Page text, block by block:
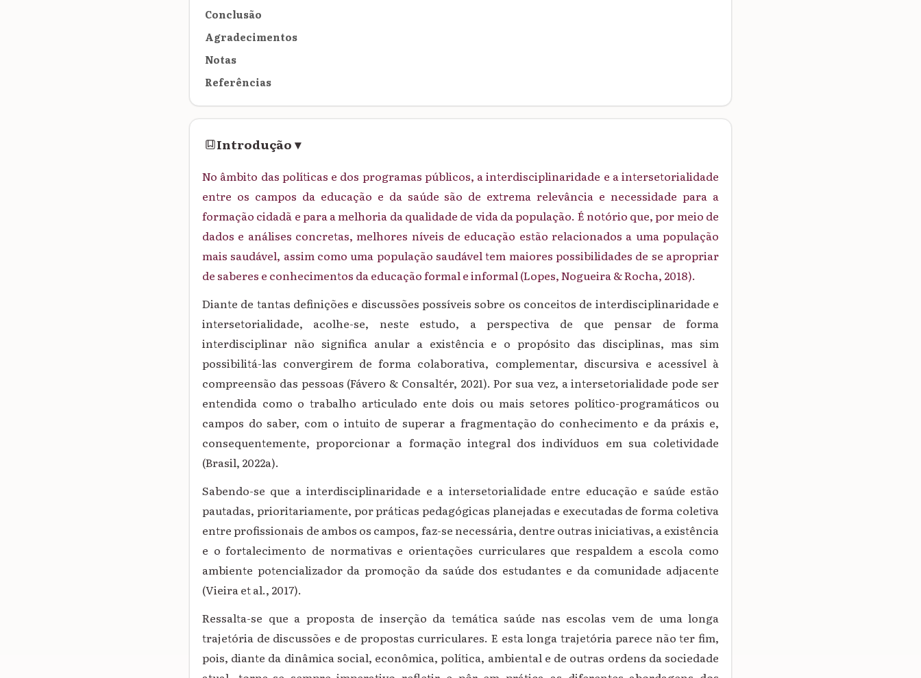
Conclusão
Agradecimentos
Notas
Referências
Introdução▾
No âmbito das políticas e dos programas públicos, a interdisciplinaridade e a intersetorialidade
entre os campos da educação e da saúde são de extrema relevância e necessidade para a
formação cidadã e para a melhoria da qualidade de vida da população. É notório que, por meio de
dados e análises concretas, melhores níveis de educação estão relacionados a uma população
mais saudável, assim como uma população saudável tem maiores possibilidades de se apropriar
de saberes e conhecimentos da educação formal e informal (Lopes, Nogueira & Rocha, 2018).
Diante de tantas definições e discussões possíveis sobre os conceitos de interdisciplinaridade e
intersetorialidade, acolhe-se, neste estudo, a perspectiva de que pensar de forma
interdisciplinar não significa anular a existência e o propósito das disciplinas, mas sim
possibilitá-las convergirem de forma colaborativa, complementar, discursiva e acessível à
compreensão das pessoas (Fávero & Consaltér, 2021). Por sua vez, a intersetorialidade pode ser
entendida como o trabalho articulado ente dois ou mais setores político-programáticos ou
campos do saber, com o intuito de superar a fragmentação do conhecimento e da práxis e,
consequentemente, proporcionar a formação integral dos indivíduos em sua coletividade
(Brasil, 2022a).
Sabendo-se que a interdisciplinaridade e a intersetorialidade entre educação e saúde estão
pautadas, prioritariamente, por práticas pedagógicas planejadas e executadas de forma coletiva
entre profissionais de ambos os campos, faz-se necessária, dentre outras iniciativas, a existência
e o fortalecimento de normativas e orientações curriculares que respaldem a escola como
ambiente potencializador da promoção da saúde dos estudantes e da comunidade adjacente
(Vieira et al., 2017).
Ressalta-se que a proposta de inserção da temática saúde nas escolas vem de uma longa
trajetória de discussões e de propostas curriculares. E esta longa trajetória parece não ter fim,
pois, diante da dinâmica social, econômica, política, ambiental e de outras ordens da sociedade